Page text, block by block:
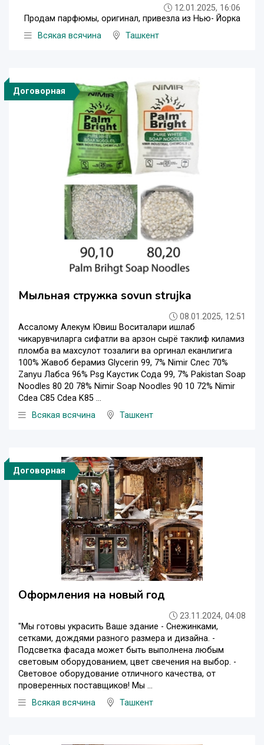
12.01.2025, 16:06
Продам парфюмы, оригинал, привезла из Нью- Йорка
Всякая всячина
Ташкент
Договорная
Мыльная стружка sovun strujka
08.01.2025, 12:51
Ассалому Алекум Ювиш Воситалари ишлаб
чикарувчиларга сифатли ва арзон сырё таклиф киламиз
пломба ва махсулот тозалиги ва оргинал еканлигига
100% Жавоб берамиз Glycerin 99, 7% Nimir Слес 70%
Zanyu Лабса 96% Psg Каустик Сода 99, 7% Pakistan Soap
Noodles 80 20 78% Nimir Soap Noodles 90 10 72% Nimir
Сdea C85 Сdea K85 ...
Всякая всячина
Ташкент
Договорная
Оформления на новый год
23.11.2024, 04:08
"Мы готовы украсить Ваше здание - Снежинками,
сетками, дождями разного размера и дизайна. -
Подсветка фасада может быть выполнена любым
световым оборудованием, цвет свечения на выбор. -
Световое оборудование отличного качества, от
проверенных поставщиков! Мы ...
Всякая всячина
Ташкент